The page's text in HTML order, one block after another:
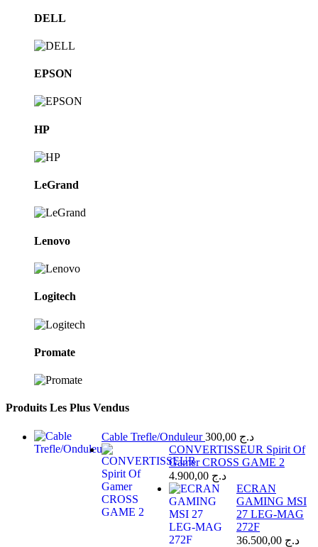
DELL
EPSON
HP
LeGrand
Lenovo
Logitech
Promate
Produits Les Plus Vendus
Cable Trefle/Onduleur د.ج
CONVERTISSEUR Spirit Of
Gamer CROSS GAME 2
د.ج
ECRAN
GAMING MSI
27 LEG-MAG
272F
د.ج